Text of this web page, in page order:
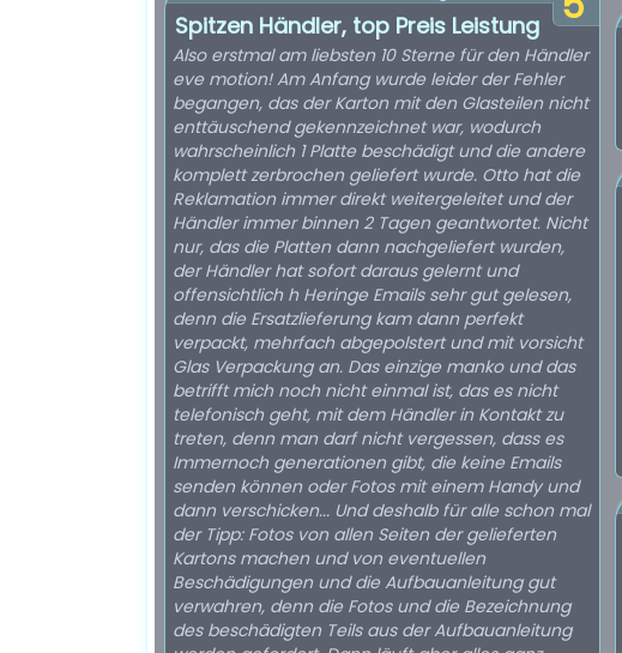
Spitzen Händler, top Preis Leistung
Also erstmal am liebsten 10 Sterne für den Händler
eve motion! Am Anfang wurde leider der Fehler
begangen, das der Karton mit den Glasteilen nicht
enttäuschend gekennzeichnet war, wodurch
wahrscheinlich 1 Platte beschädigt und die andere
komplett zerbrochen geliefert wurde. Otto hat die
Reklamation immer direkt weitergeleitet und der
Händler immer binnen 2 Tagen geantwortet. Nicht
nur, das die Platten dann nachgeliefert wurden,
der Händler hat sofort daraus gelernt und
offensichtlich h Heringe Emails sehr gut gelesen,
denn die Ersatzlieferung kam dann perfekt
verpackt, mehrfach abgepolstert und mit vorsicht
Glas Verpackung an. Das einzige manko und das
betrifft mich noch nicht einmal ist, das es nicht
telefonisch geht, mit dem Händler in Kontakt zu
treten, denn man darf nicht vergessen, dass es
Immernoch generationen gibt, die keine Emails
senden können oder Fotos mit einem Handy und
dann verschicken... Und deshalb für alle schon mal
der Tipp: Fotos von allen Seiten der gelieferten
Kartons machen und von eventuellen
Beschädigungen und die Aufbauanleitung gut
verwahren, denn die Fotos und die Bezeichnung
des beschädigten Teils aus der Aufbauanleitung